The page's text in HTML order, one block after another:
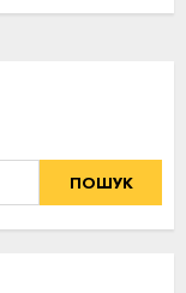
ПОШУК